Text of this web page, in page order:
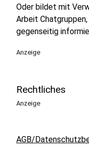
Oder bildet mit
Arbeit
gegenseitig
Anzeige
Rechtliches
Anzeige
AGB/